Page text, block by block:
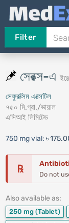
Filter
সেরক্স-এ
সেফুরক্সিম এক্সেটিল
৭৫০ মি.গ্রা./ভায়াল
এসিআই লিমিটেড
750 mg vial: ৳
℞ Do not
Also available as:
250 mg (Tablet)